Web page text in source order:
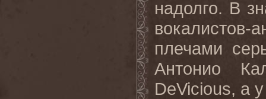
надолго. В
плечами
Антонио
DeVicious, а